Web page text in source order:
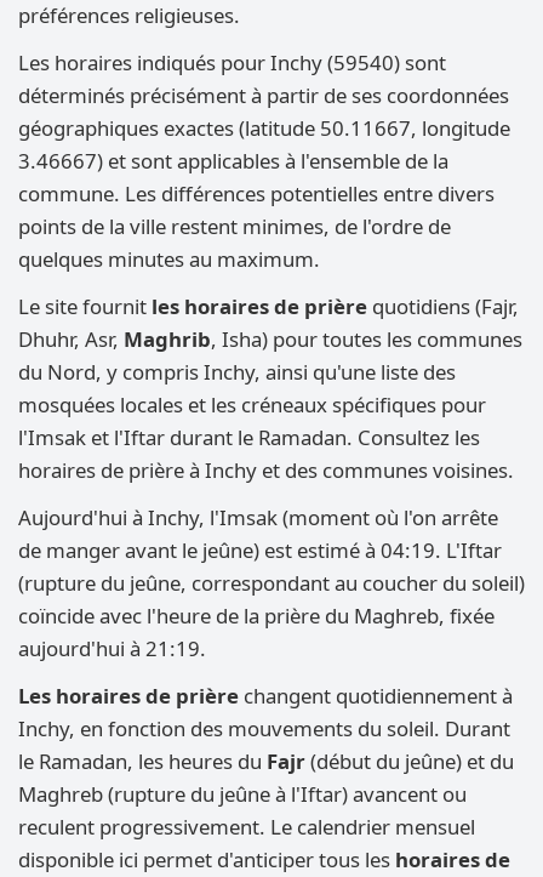
préférences religieuses.
Les horaires indiqués pour Inchy (59540) sont
déterminés précisément à partir de ses coordonnées
géographiques exactes (latitude 50.11667, longitude
3.46667) et sont applicables à l'ensemble de la
commune. Les différences potentielles entre divers
points de la ville restent minimes, de l'ordre de
quelques minutes au maximum.
Le site fournit les horaires de prière quotidiens (Fajr,
Dhuhr, Asr, Maghrib, Isha) pour toutes les communes
du Nord, y compris Inchy, ainsi qu'une liste des
mosquées locales et les créneaux spécifiques pour
l'Imsak et l'Iftar durant le Ramadan. Consultez les
horaires de prière à Inchy et des communes voisines.
Aujourd'hui à Inchy, l'Imsak (moment où l'on arrête
de manger avant le jeûne) est estimé à 04:19. L'Iftar
(rupture du jeûne, correspondant au coucher du soleil)
coïncide avec l'heure de la prière du Maghreb, fixée
aujourd'hui à 21:19.
Les horaires de prière changent quotidiennement à
Inchy, en fonction des mouvements du soleil. Durant
le Ramadan, les heures du Fajr(début du jeûne) et du
Maghreb (rupture du jeûne à l'Iftar) avancent ou
reculent progressivement. Le calendrier mensuel
disponible ici permet d'anticiper tous les horaires de